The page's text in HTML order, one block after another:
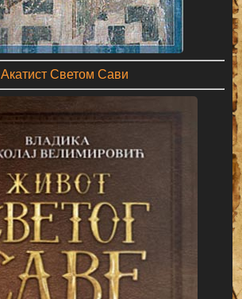
Акатист Светом Сави